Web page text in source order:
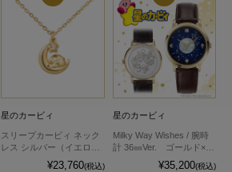
星のカービィ
スリープカービィ ネック
レス シルバー（イエロー
ゴールドコーティング）
¥23,760(税込)
星のカービィ
Milky Way Wishes / 腕時
計 36㎜Ver. ゴールド×ベ
ルトカラーブラウン
¥35,200(税込)